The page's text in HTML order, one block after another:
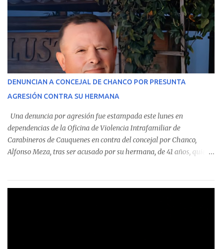
estableció que estos funcionarios —quienes administran o
custodian fondos públicos— efectuaron transacciones por un
monto total de $116.075.918 entre enero de 2024 y junio de 2025.
En el detalle regional, se indica que en la comuna de Cauquenes se
identificó a cuatro funcionarios involucrados en este tipo de
operaciones. Asimismo, se precisa que uno de los casos
corresponde a un funcionario de la Municipalidad de Chanco,
detectaron incumplimientos a la normativa vigente. El informe
precisa que la mayor cantidad de dinero apostado se registró en
Talca, donde...
DENUNCIAN A CONCEJAL DE CHANCO POR PRESUNTA
AGRESIÓN CONTRA SU HERMANA
Una denuncia por agresión fue estampada este lunes en
dependencias de la Oficina de Violencia Intrafamiliar de
Carabineros de Cauquenes en contra del concejal por Chanco,
Alfonso Meza, tras ser acusado por su hermana, de 41 años, quien
relató que los hechos ocurrieron cerca de las 11:30 horas en el